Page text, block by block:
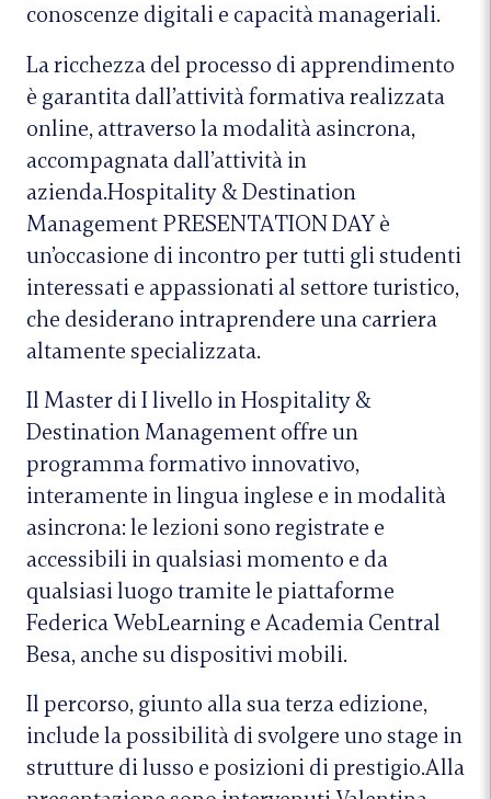
conoscenze digitali e capacità manageriali.
La ricchezza del processo di apprendimento
è garantita dall’attività formativa realizzata
online, attraverso la modalità asincrona,
accompagnata dall’attività in
azienda.Hospitality & Destination
Management PRESENTATION DAY è
un’occasione di incontro per tutti gli studenti
interessati e appassionati al settore turistico,
che desiderano intraprendere una carriera
altamente specializzata.
Il Master di I livello in Hospitality &
Destination Management offre un
programma formativo innovativo,
interamente in lingua inglese e in modalità
asincrona: le lezioni sono registrate e
accessibili in qualsiasi momento e da
qualsiasi luogo tramite le piattaforme
Federica WebLearning e Academia Central
Besa, anche su dispositivi mobili.
Il percorso, giunto alla sua terza edizione,
include la possibilità di svolgere uno stage in
strutture di lusso e posizioni di prestigio.Alla